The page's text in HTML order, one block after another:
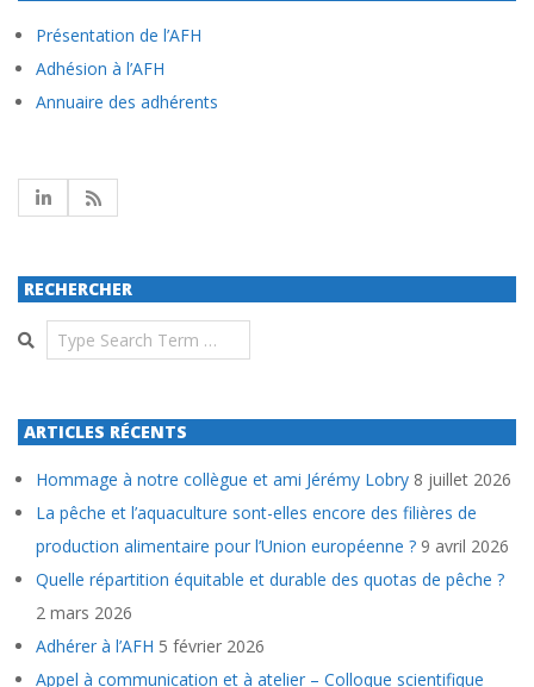
Présentation de l’AFH
Adhésion à l’AFH
Annuaire des adhérents
RECHERCHER
Search
ARTICLES RÉCENTS
Hommage à notre collègue et ami Jérémy Lobry 8 juillet 2026
La pêche et l’aquaculture sont-elles encore des filières de
production alimentaire pour l’Union européenne ? 9 avril 2026
Quelle répartition équitable et durable des quotas de pêche ?
2 mars 2026
Adhérer à l’AFH 5 février 2026
Appel à communication et à atelier – Colloque scientifique